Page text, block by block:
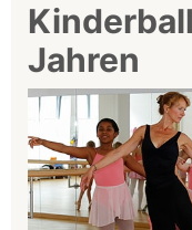
Jahren